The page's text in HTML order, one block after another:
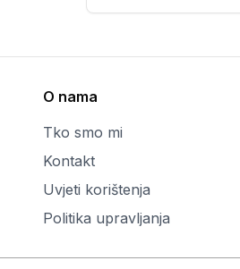
O nama
Tko smo mi
Kontakt
Uvjeti korištenja
Politika upravljanja